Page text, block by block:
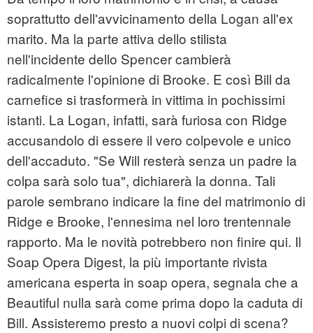
soprattutto dell'avvicinamento della Logan all'ex
marito. Ma la parte attiva dello stilista
nell'incidente dello Spencer cambierà
radicalmente l'opinione di Brooke. E così Bill da
carnefice si trasformerà in vittima in pochissimi
istanti. La Logan, infatti, sarà furiosa con Ridge
accusandolo di essere il vero colpevole e unico
dell'accaduto. "Se Will resterà senza un padre la
colpa sarà solo tua", dichiarerà la donna. Tali
parole sembrano indicare la fine del matrimonio di
Ridge e Brooke, l'ennesima nel loro trentennale
rapporto. Ma le novità potrebbero non finire qui. Il
Soap Opera Digest, la più importante rivista
americana esperta in soap opera, segnala che a
Beautiful nulla sarà come prima dopo la caduta di
Bill. Assisteremo presto a nuovi colpi di scena?